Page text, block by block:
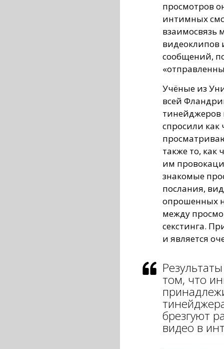
просмотров
интимных
взаимосвязь
видеоклипов
сообщений,
Учёные из
всей
тинейджеров
спросили как
также то, как
им
знакомые
послания,
опрошенных
между
секстинга.
и является
том, что
брезгуют
видео в